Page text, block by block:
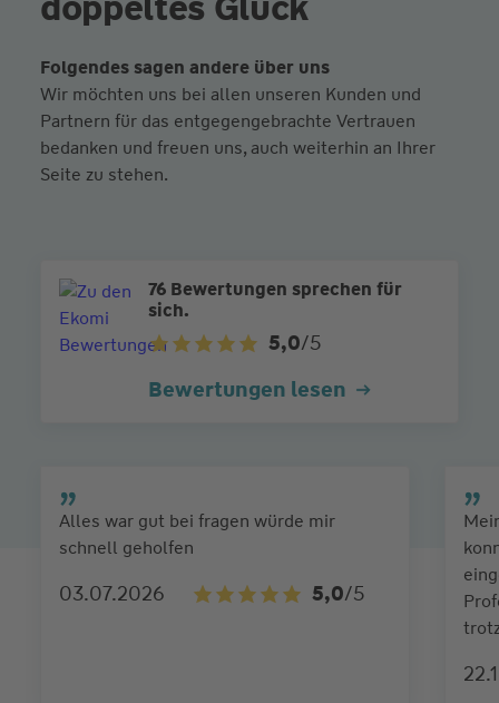
Folgendes sagen andere über uns
Wir möchten uns bei allen unseren Kunden und
Partnern für das entgegengebrachte Vertrauen
bedanken und freuen uns, auch weiterhin an Ihrer
Seite zu stehen.
76 Bewertungen sprechen für
sich.
5,0/5
Bewertungen lesen
Alles war gut bei fragen würde mir
schnell geholfen
03.07.2026 5,0/5